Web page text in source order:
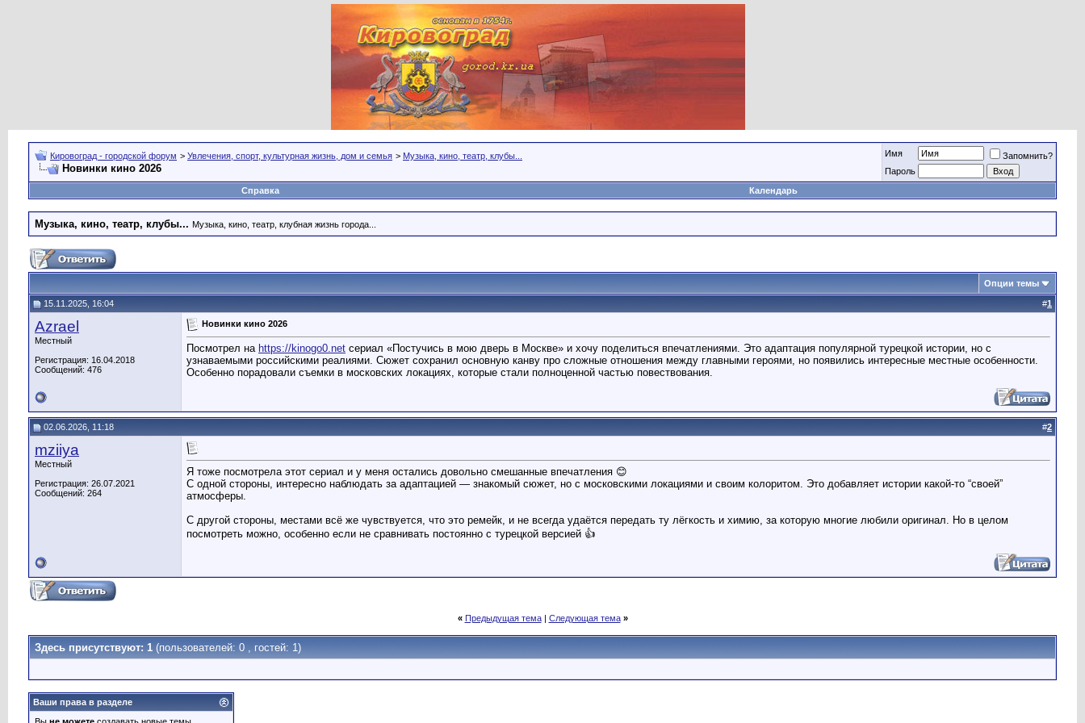
Кировоград - городской форум > Увлечения, спорт, культурная жизнь, дом и семья > Музыка, кино, театр, клубы...
Новинки кино 2026
Имя
Запомнить?
Пароль
Справка
Календарь
Музыка, кино, театр, клубы... Музыка, кино, театр, клубная жизнь города...
Опции темы
15.11.2025, 16:04 #1
Azrael
Местный
Регистрация: 16.04.2018
Сообщений: 476
Новинки кино 2026
Посмотрел на https://kinogo0.net сериал «Постучись в мою дверь в Москве» и хочу поделиться впечатлениями. Это адаптация популярной турецкой истории, но с
узнаваемыми российскими реалиями. Сюжет сохранил основную канву про сложные отношения между главными героями, но появились интересные местные особенности.
Особенно порадовали съемки в московских локациях, которые стали полноценной частью повествования.
02.06.2026, 11:18 #2
mziiya
Местный
Регистрация: 26.07.2021
Сообщений: 264
Я тоже посмотрела этот сериал и у меня остались довольно смешанные впечатления 😊
С одной стороны, интересно наблюдать за адаптацией — знакомый сюжет, но с московскими локациями и своим колоритом. Это добавляет истории какой-то “своей”
атмосферы.
С другой стороны, местами всё же чувствуется, что это ремейк, и не всегда удаётся передать ту лёгкость и химию, за которую многие любили оригинал. Но в целом
посмотреть можно, особенно если не сравнивать постоянно с турецкой версией 👍
« Предыдущая тема| Следующая тема »
Здесь присутствуют: 1 (пользователей: 0 , гостей: 1)
Ваши права в разделе